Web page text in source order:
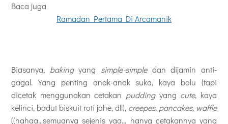
Baca juga
Ramadan Pertama Di Arcamanik
Biasanya, bakingyang simple-simple dan dijamin anti-
gagal. Yang penting anak-anak suka, kaya bolu (tapi
dicetak menggunakan cetakan pudding yang cute, kaya
kelinci, badut biskuit roti jahe, dll), creepes, pancakes, waffle
((hahaa...semuanya sejenis yaa... hanya cetakannya yang